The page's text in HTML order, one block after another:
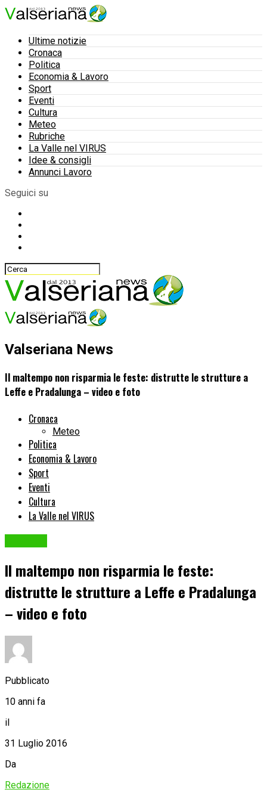
Ultime notizie
Cronaca
Politica
Economia & Lavoro
Sport
Eventi
Cultura
Meteo
Rubriche
La Valle nel VIRUS
Idee & consigli
Annunci Lavoro
Seguici su
Valseriana News
Il maltempo non risparmia le feste: distrutte le strutture a
Leffe e Pradalunga – video e foto
Cronaca
Meteo
Politica
Economia & Lavoro
Sport
Eventi
Cultura
La Valle nel VIRUS
Il maltempo non risparmia le feste:
distrutte le strutture a Leffe e Pradalunga
– video e foto
Pubblicato
10 anni fa
il
31 Luglio 2016
Da
Redazione